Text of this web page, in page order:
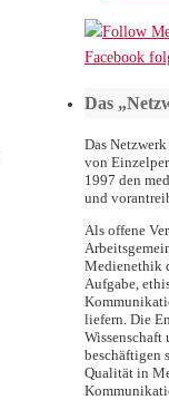
Facebook
Das
Das
von
1997 den
und
Als offene
Medienethik
Aufgabe,
liefern. Die
beschäftigen
Qualität in